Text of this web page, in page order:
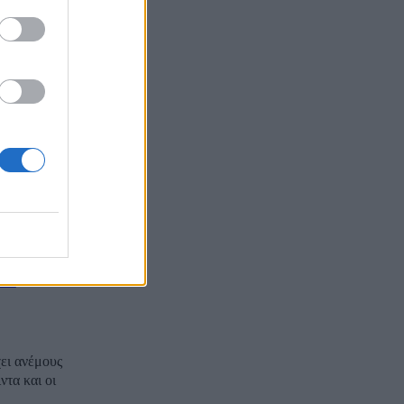
κρατίδιο.
με
ανέμους
και οι